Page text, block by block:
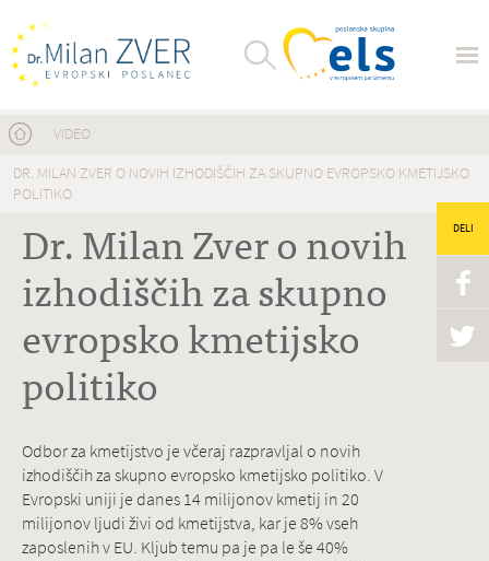
Nahajate se tukaj
VIDEO
DR. MILAN ZVER O NOVIH IZHODIŠČIH ZA SKUPNO EVROPSKO KMETIJSKO
POLITIKO
Dr. Milan Zver o novih
izhodiščih za skupno
evropsko kmetijsko
politiko
DELI
Odbor za kmetijstvo je včeraj razpravljal o novih
izhodiščih za skupno evropsko kmetijsko politiko. V
Evropski uniji je danes 14 milijonov kmetij in 20
milijonov ljudi živi od kmetijstva, kar je 8% vseh
zaposlenih v EU. Kljub temu pa je pa le še 40%